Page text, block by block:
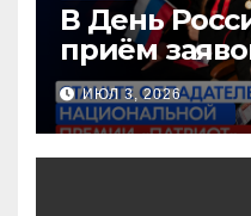
В День
приём
«Патриот»
ИЮЛ 3, 2026